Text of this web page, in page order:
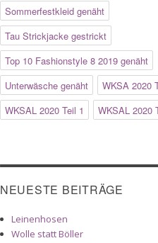
Sommerfestkleid genäht
Tau Strickjacke gestrickt
Top 10 Fashionstyle 8 2019 genäht
Unterwäsche genäht
WKSA 2020
WKSAL 2020 Teil 1
WKSAL 2020
NEUESTE BEITRÄGE
Leinenhosen
Wolle statt Böller